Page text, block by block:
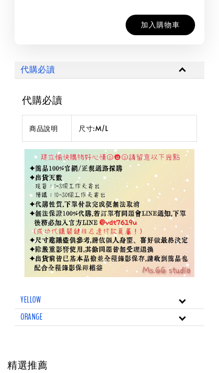
加入購物車
代購必讀
代購必讀
商品說明 尺寸:M/L
YELLOW
ORANGE
精選推薦